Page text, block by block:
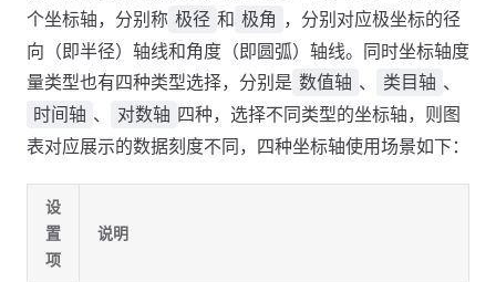
个坐标轴，分别称 极径 和 极角 ，分别对应极坐标的径
向（即半径）轴线和角度（即圆弧）轴线。同时坐标轴度
量类型也有四种类型选择，分别是 数值轴 、 类目轴 、
时间轴 、 对数轴 四种，选择不同类型的坐标轴，则图
表对应展示的数据刻度不同，四种坐标轴使用场景如下：
设
置
项
说明